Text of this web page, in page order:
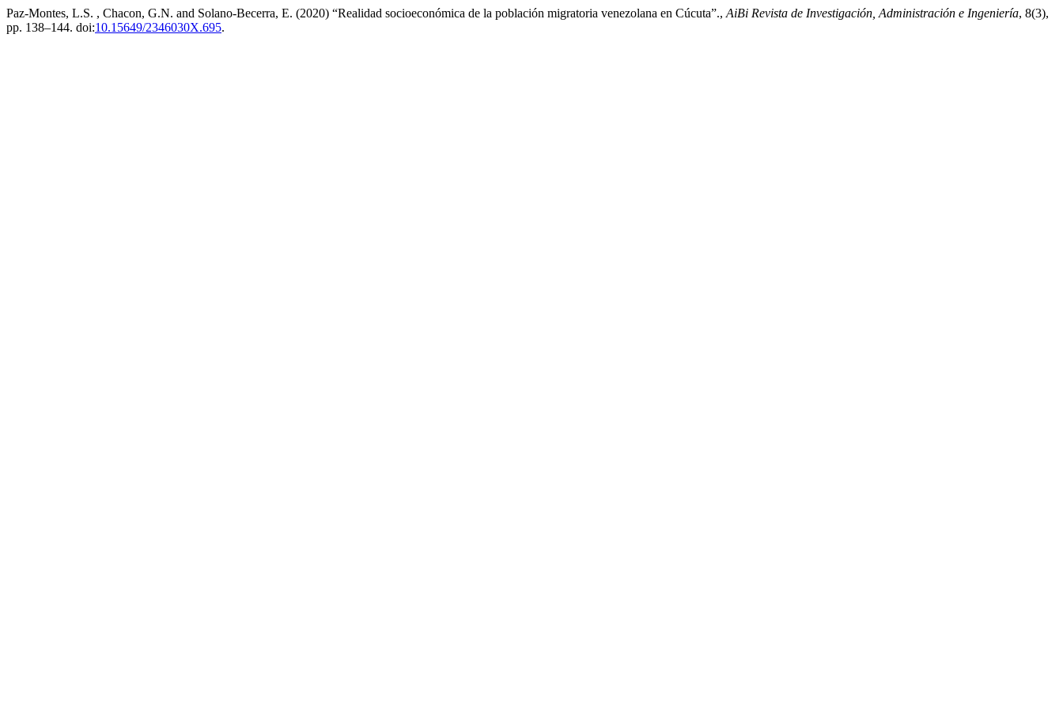
Paz-Montes, L.S. , Chacon, G.N. and Solano-Becerra, E. (2020) “Realidad socioeconómica de la población migratoria venezolana en Cúcuta”., AiBi Revista de Investigación, Administración e Ingeniería, 8(3),
pp. 138–144. doi:10.15649/2346030X.695.